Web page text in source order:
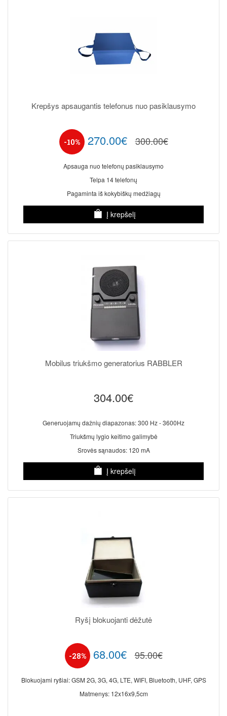
Krepšys apsaugantis telefonus nuo pasiklausymo
-10% 270.00€ 300.00€
Apsauga nuo telefonų pasiklausymo
Telpa 14 telefonų
Pagaminta iš kokybiškų medžiagų
Į krepšelį
Mobilus triukšmo generatorius RABBLER
304.00€
Generuojamų dažnių diapazonas: 300 Hz - 3600Hz
Triukšmų lygio keitimo galimybė
Srovės sąnaudos: 120 mA
Į krepšelį
Ryšį blokuojanti dėžutė
-28% 68.00€ 95.00€
Blokuojami ryšiai: GSM 2G, 3G, 4G, LTE, WIFI, Bluetooth, UHF, GPS
Matmenys: 12x16x9,5cm